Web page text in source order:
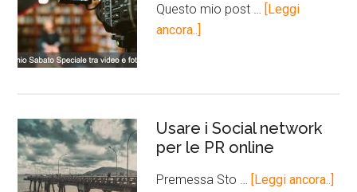
Questo mio post …
[Leggi
ancora..]
Usare i Social network
per le PR online
Premessa Sto … [Leggi ancora..]